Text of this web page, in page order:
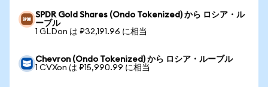
SPDR Gold Shares (Ondo Tokenized) から ロシア・ル
ーブル
1 GLDon は ₽32,191.96 に相当
Chevron (Ondo Tokenized) から ロシア・ルーブル
1 CVXon は ₽15,990.99 に相当